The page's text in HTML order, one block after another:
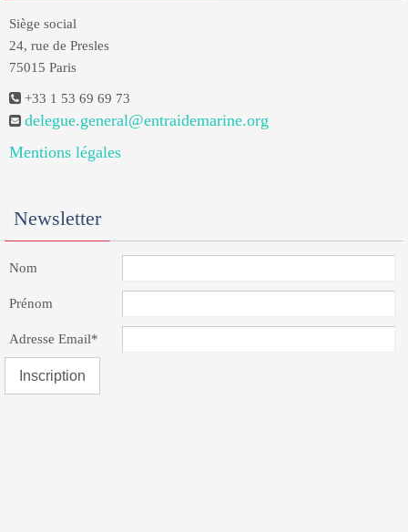
Siège social
24, rue de Presles
75015 Paris
+33 1 53 69 69 73
delegue.general@entraidemarine.org
Mentions légales
Newsletter
Nom
Prénom
Adresse Email*